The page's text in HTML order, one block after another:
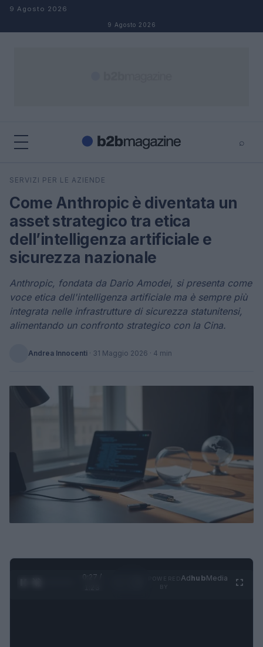
Salta al contenuto
9 Agosto 2026
9 Agosto 2026
⌕
Cerca
SERVIZI PER LE AZIENDE
Come Anthropic è diventata un
asset strategico tra etica
dell’intelligenza artificiale e
sicurezza nazionale
Anthropic, fondata da Dario Amodei, si presenta come
voce etica dell'intelligenza artificiale ma è sempre più
integrata nelle infrastrutture di sicurezza statunitensi,
alimentando un confronto strategico con la Cina.
Andrea Innocenti · 31 Maggio 2026 · 4 min
0:29 /
AdhubMedia